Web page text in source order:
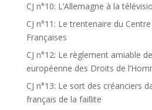
CJ n°10: L’Allemagne à la
CJ n°11: Le trentenaire du Centre
Françaises
CJ n°12: Le règlement amiable
européenne des Droits de
CJ n°13: Le sort des créanciers
français de la faillite